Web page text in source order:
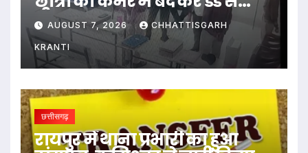
पीटा…
AUGUST 7, 2026 CHHATTISGARH
KRANTI
छत्तीसगढ़
रायपुर में थाना प्रभारी का हुआ